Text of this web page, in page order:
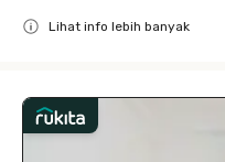
Lihat info lebih banyak